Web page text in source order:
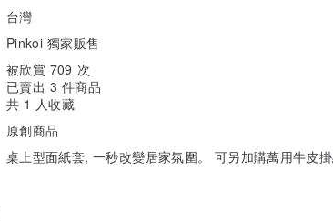
台灣
Pinkoi 獨家販售
被欣賞 709 次
已賣出 3 件商品
共 1 人收藏
原創商品
桌上型面紙套, 一秒改變居家氛圍。 可另加購萬用牛皮